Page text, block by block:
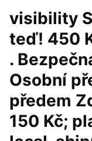
visibility
teď! 450
.
Osobní
předem
150 Kč;